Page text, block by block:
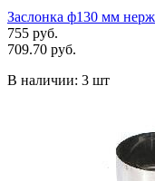
Заслонка ф130 мм
755 руб.
709.70 руб.
В наличии: 3 шт